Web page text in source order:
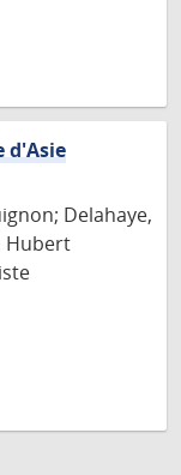
d'Asie
Delahaye,
Hubert